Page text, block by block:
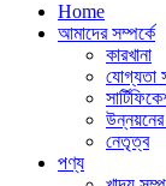
Home
আমাদের সম্পর্কে
কারখানা
যোগ্যতা
নেতৃত্ব
পণ্য